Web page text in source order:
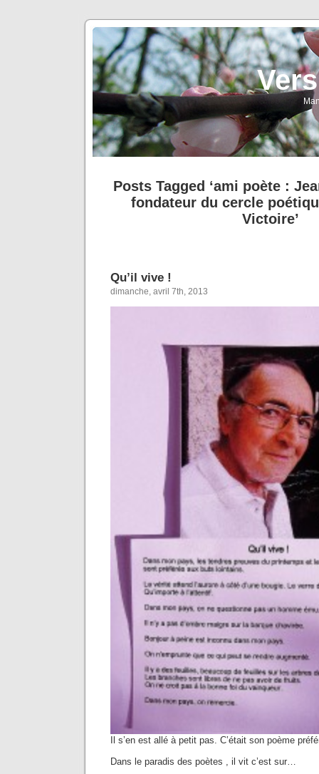
Posts Tagged ‘ami poète :
fondateur du cercle
Victoire’
Qu’il vive !
dimanche, avril 7th, 2013
Il s’en est allé à petit pas. C’était son poème
Dans le paradis des poètes , il vit c’est sur…